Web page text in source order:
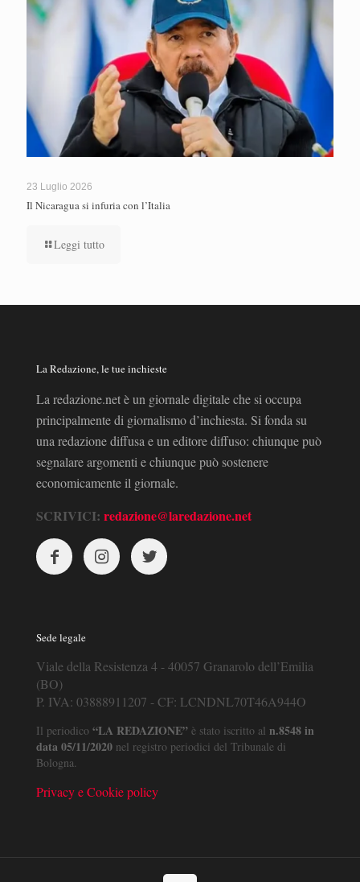
23 Luglio 2026
Il Nicaragua si infuria con l’Italia
Leggi tutto
La Redazione, le tue inchieste
La redazione.net è un giornale digitale che si occupa
principalmente di giornalismo d’inchiesta. Si fonda su
una redazione diffusa e un editore diffuso: chiunque può
segnalare argomenti e chiunque può sostenere
economicamente il giornale.
SCRIVICI: redazione@laredazione.net
Sede legale
Viale della Resistenza 4 - 40057 Granarolo dell’Emilia
(BO)
P. IVA: 03888911207 - CF: LCNDNL70T46A944O
Il periodico “LA REDAZIONE” è stato iscritto al n.8548 in
data 05/11/2020 nel registro periodici del Tribunale di
Bologna.
Privacy e Cookie policy